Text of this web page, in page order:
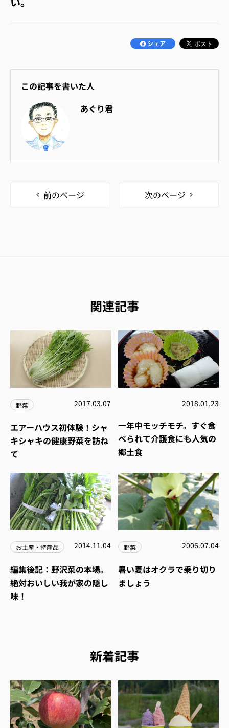
この記事を書いた人
あぐり君
前のページ 次のページ
関連記事
野菜 2017.03.07
エアーハウス初体験！シャ
キシャキの健康野菜を訪ね
て
2018.01.23
一年中モッチモチ。すぐ食
べられて介護食にも人気の
郷土食
お土産・特産品 2014.11.04
編集後記：野沢菜の本場。
絶対おいしい我が家の隠し
味！
野菜 2006.07.04
暑い夏はオクラで乗り切り
ましょう
新着記事